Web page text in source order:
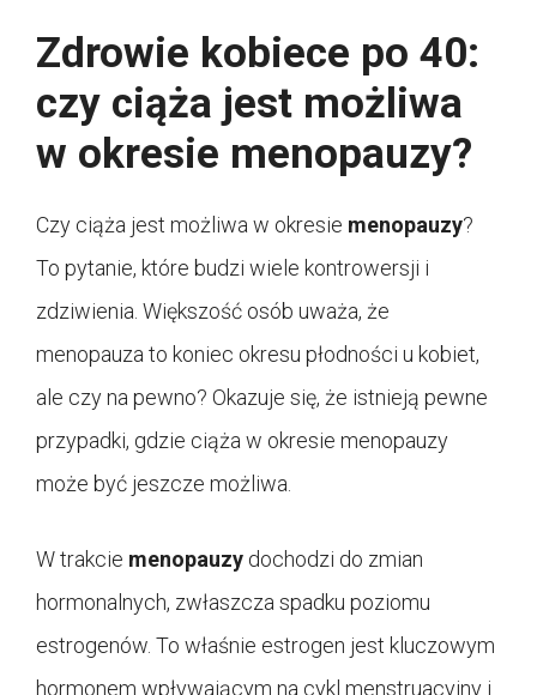
Zdrowie kobiece po 40:
czy ciąża jest możliwa
w okresie menopauzy?
Czy ciąża jest możliwa w okresie menopauzy?
To pytanie, które budzi wiele kontrowersji i
zdziwienia. Większość osób uważa, że
menopauza to koniec okresu płodności u kobiet,
ale czy na pewno? Okazuje się, że istnieją pewne
przypadki, gdzie ciąża w okresie menopauzy
może być jeszcze możliwa.
W trakcie menopauzy dochodzi do zmian
hormonalnych, zwłaszcza spadku poziomu
estrogenów. To właśnie estrogen jest kluczowym
hormonem wpływającym na cykl menstruacyjny i